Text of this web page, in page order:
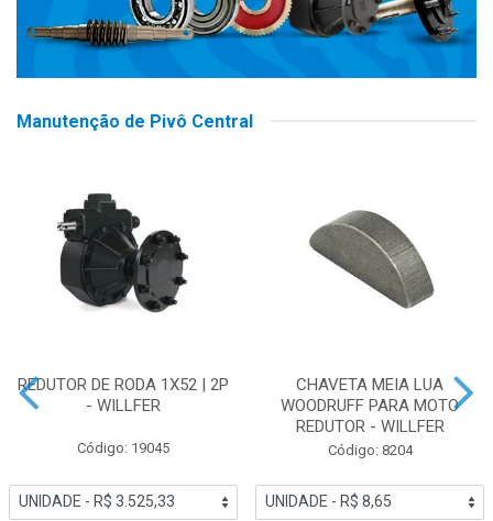
Manutenção de Pivô Central
REDUTOR DE RODA 1X52 | 2P
- WILLFER
Código: 19045
CHAVETA MEIA LUA
WOODRUFF PARA MOTO
REDUTOR - WILLFER
Código: 8204